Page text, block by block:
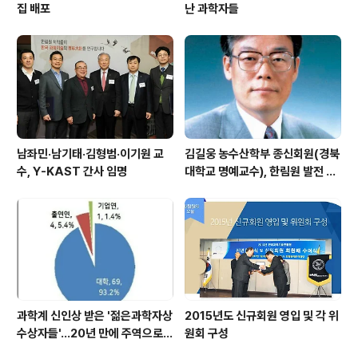
집 배포
난 과학자들
남좌민·남기태·김형범·이기원 교
수, Y-KAST 간사 임명
김길웅 농수산학부 종신회원(경북
대학교 명예교수), 한림원 발전 위
과학계 신인상 받은 '젊은과학자상
수상자들'…20년 만에 주역으로
2015년도 신규회원 영입 및 각 위
원회 구성